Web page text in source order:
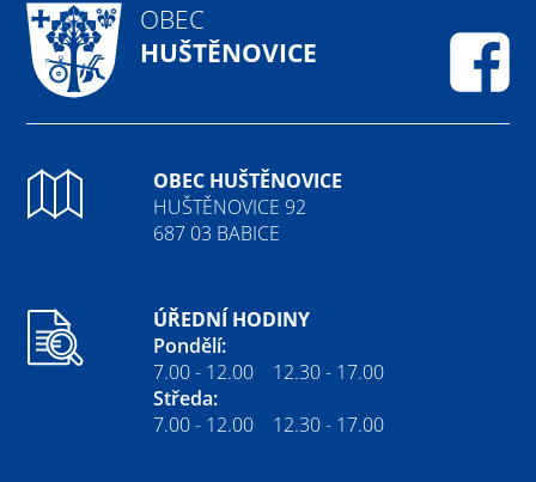
OBEC
HUŠTĚNOVICE
OBEC HUŠTĚNOVICE
HUŠTĚNOVICE 92
687 03 BABICE
ÚŘEDNÍ HODINY
Pondělí:
7.00 - 12.00 12.30 - 17.00
Středa:
7.00 - 12.00 12.30 - 17.00